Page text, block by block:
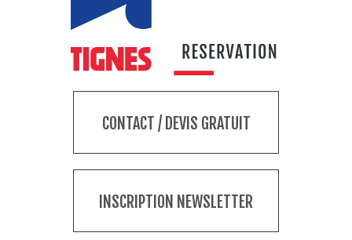
CONTACT / DEVIS GRATUIT
INSCRIPTION NEWSLETTER